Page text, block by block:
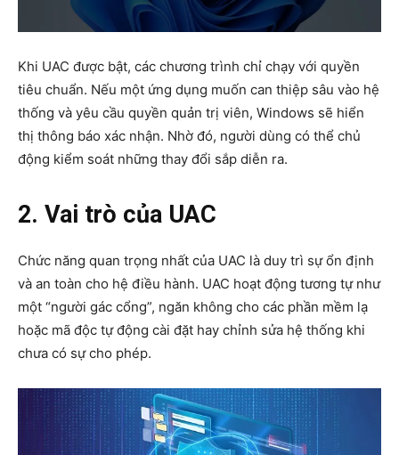
Khi UAC được bật, các chương trình chỉ chạy với quyền
tiêu chuẩn. Nếu một ứng dụng muốn can thiệp sâu vào hệ
thống và yêu cầu quyền quản trị viên, Windows sẽ hiển
thị thông báo xác nhận. Nhờ đó, người dùng có thể chủ
động kiểm soát những thay đổi sắp diễn ra.
2. Vai trò của UAC
Chức năng quan trọng nhất của UAC là duy trì sự ổn định
và an toàn cho hệ điều hành. UAC hoạt động tương tự như
một “người gác cổng”, ngăn không cho các phần mềm lạ
hoặc mã độc tự động cài đặt hay chỉnh sửa hệ thống khi
chưa có sự cho phép.